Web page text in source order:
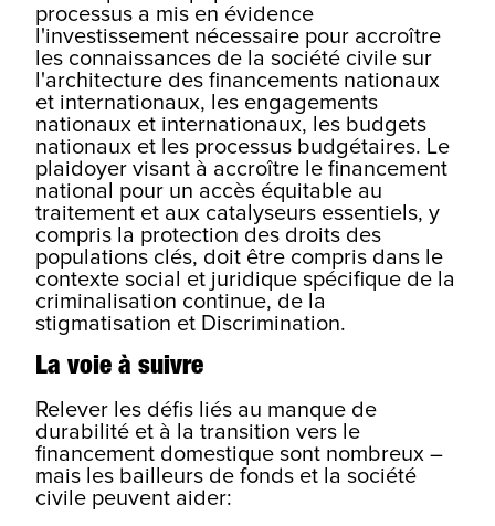
processus a mis en évidence
l'investissement nécessaire pour accroître
les connaissances de la société civile sur
l'architecture des financements nationaux
et internationaux, les engagements
nationaux et internationaux, les budgets
nationaux et les processus budgétaires. Le
plaidoyer visant à accroître le financement
national pour un accès équitable au
traitement et aux catalyseurs essentiels, y
compris la protection des droits des
populations clés, doit être compris dans le
contexte social et juridique spécifique de la
criminalisation continue, de la
stigmatisation et Discrimination.
La voie à suivre
Relever les défis liés au manque de
durabilité et à la transition vers le
financement domestique sont nombreux –
mais les bailleurs de fonds et la société
civile peuvent aider: